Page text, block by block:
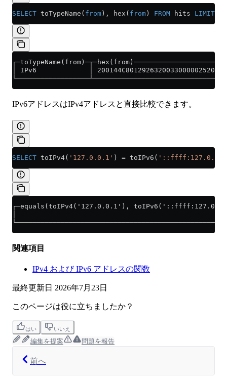
SELECT toTypeName( from ), hex( from ) FROM hits LIMIT
│ IPv6             │
IPv6アドレスはIPv4アドレスと直接比較できます。
SELECT toIPv4( '127.0.0.1' ) = toIPv6(
┌─equals(toIPv4('127.0.0.1'),
関連項目
IPv4 および IPv6 アドレスの関数
最終更新日 2026年7月23日
このページは役に立ちましたか？
はい いいえ
編集を提案 問題を報告
前へ